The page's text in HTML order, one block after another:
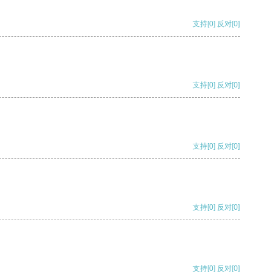
支持[0] 反对[0]
支持[0] 反对[0]
支持[0] 反对[0]
支持[0] 反对[0]
支持[0] 反对[0]